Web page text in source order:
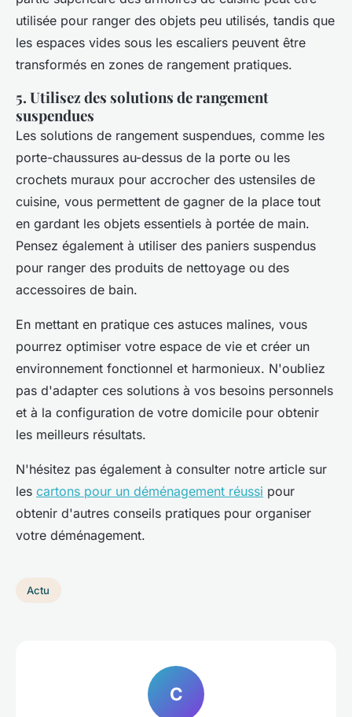
utilisée pour ranger des objets peu utilisés, tandis que
les espaces vides sous les escaliers peuvent être
transformés en zones de rangement pratiques.
5. Utilisez des solutions de rangement
suspendues
Les solutions de rangement suspendues, comme les
porte-chaussures au-dessus de la porte ou les
crochets muraux pour accrocher des ustensiles de
cuisine, vous permettent de gagner de la place tout
en gardant les objets essentiels à portée de main.
Pensez également à utiliser des paniers suspendus
pour ranger des produits de nettoyage ou des
accessoires de bain.
En mettant en pratique ces astuces malines, vous
pourrez optimiser votre espace de vie et créer un
environnement fonctionnel et harmonieux. N'oubliez
pas d'adapter ces solutions à vos besoins personnels
et à la configuration de votre domicile pour obtenir
les meilleurs résultats.
N'hésitez pas également à consulter notre article sur
les cartons pour un déménagement réussi pour
obtenir d'autres conseils pratiques pour organiser
votre déménagement.
Actu
C